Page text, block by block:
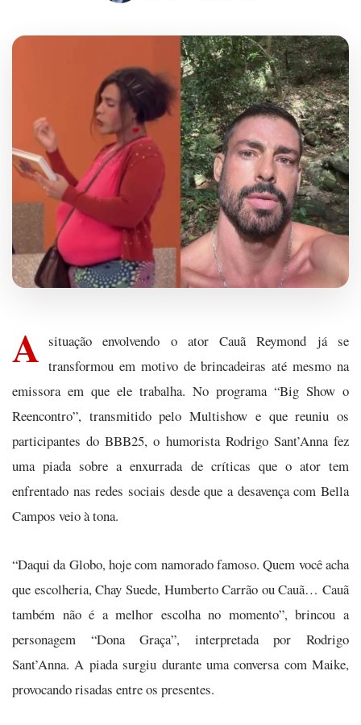
A situação envolvendo o ator Cauã Reymond já se
transformou em motivo de brincadeiras até mesmo na
emissora em que ele trabalha. No programa “Big Show o
Reencontro”, transmitido pelo Multishow e que reuniu os
participantes do BBB25, o humorista Rodrigo Sant’Anna fez
uma piada sobre a enxurrada de críticas que o ator tem
enfrentado nas redes sociais desde que a desavença com Bella
Campos veio à tona.
“Daqui da Globo, hoje com namorado famoso. Quem você acha
que escolheria, Chay Suede, Humberto Carrão ou Cauã… Cauã
também não é a melhor escolha no momento”, brincou a
personagem “Dona Graça”, interpretada por Rodrigo
Sant’Anna. A piada surgiu durante uma conversa com Maike,
provocando risadas entre os presentes.